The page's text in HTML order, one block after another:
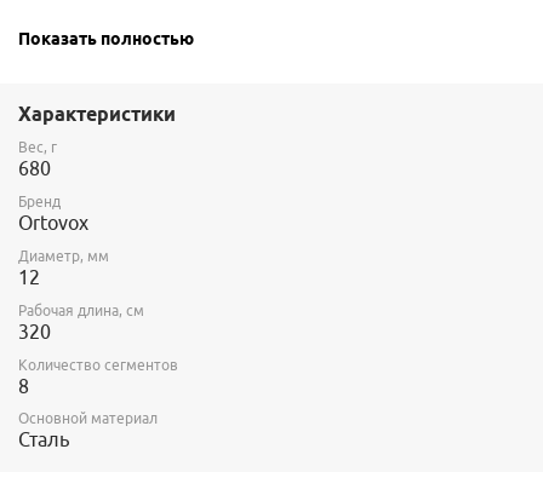
глубины и нижним сегментом неоново-оранжевого цвета.
жестким.
Показать полностью
Характеристики
Вес, г
680
Бренд
Ortovox
Диаметр, мм
12
Рабочая длина, см
320
Количество сегментов
8
Основной материал
Сталь